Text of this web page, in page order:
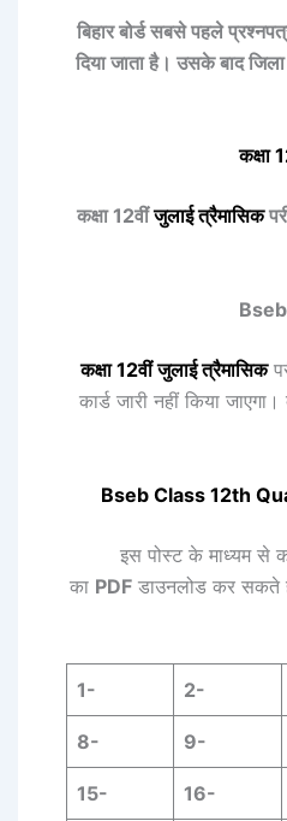
बिहार बोर्ड सबसे पहले
दिया जाता है। उसके बाद
कक्षा
कक्षा 12वींजुलाई त्रैमासिक
कक्षा 12वींजुलाई त्रैमासिक
कार्ड जारी नहीं किया
Bseb Class 12th
इस पोस्ट के माध्यम से
का PDFडाउनलोड कर सकते
1- 2-
8- 9-
15- 16-